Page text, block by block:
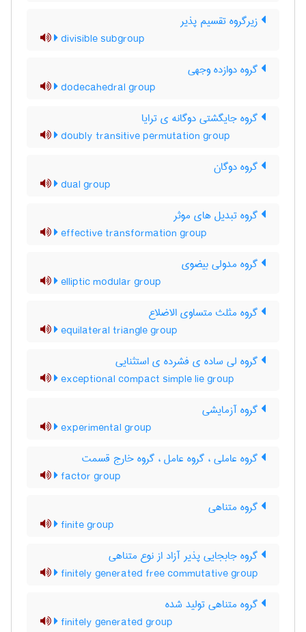
زیرگروه تقسیم پذیر
divisible subgroup
گروه دوازده وجهی
dodecahedral group
گروه جایگشتی دوگانه ی ترایا
doubly transitive permutation group
گروه دوگان
dual group
گروه تبدیل های موثر
effective transformation group
گروه مدولی بیضوی
elliptic modular group
گروه مثلث متساوی الاضلاع
equilateral triangle group
گروه لی ساده ی فشرده ی استثنایی
exceptional compact simple lie group
گروه آزمایشی
experimental group
گروه عاملی ، گروه عامل ، گروه خارج قسمت
factor group
گروه متناهی
finite group
گروه جابجایی پذیر آزاد از نوع متناهی
finitely generated free commutative group
گروه متناهی تولید شده
finitely generated group